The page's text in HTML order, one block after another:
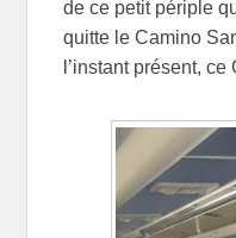
de ce petit périple
quitte le Camino
l’instant présent,